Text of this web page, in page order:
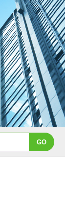
铁精矿冶金标准样